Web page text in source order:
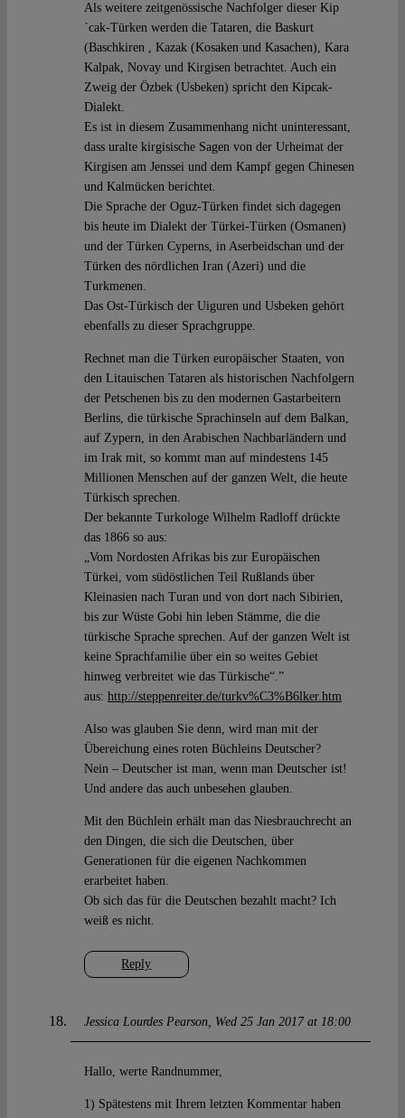
Reply
Als weitere zeitgenössische Nachfolger dieser Kip
´cak-Türken werden die Tataren, die Baskurt
(Baschkiren , Kazak (Kosaken und Kasachen), Kara
Kalpak, Novay und Kirgisen betrachtet. Auch ein
Zweig der Özbek (Usbeken) spricht den Kipcak-
Dialekt.
Es ist in diesem Zusammenhang nicht uninteressant,
dass uralte kirgisische Sagen von der Urheimat der
Kirgisen am Jenssei und dem Kampf gegen Chinesen
und Kalmücken berichtet.
Die Sprache der Oguz-Türken findet sich dagegen
bis heute im Dialekt der Türkei-Türken (Osmanen)
und der Türken Cyperns, in Aserbeidschan und der
Türken des nördlichen Iran (Azeri) und die
Turkmenen.
Das Ost-Türkisch der Uiguren und Usbeken gehört
ebenfalls zu dieser Sprachgruppe.
Rechnet man die Türken europäischer Staaten, von
den Litauischen Tataren als historischen Nachfolgern
der Petschenen bis zu den modernen Gastarbeitern
Berlins, die türkische Sprachinseln auf dem Balkan,
auf Zypern, in den Arabischen Nachbarländern und
im Irak mit, so kommt man auf mindestens 145
Millionen Menschen auf der ganzen Welt, die heute
Türkisch sprechen.
Der bekannte Turkologe Wilhelm Radloff drückte
das 1866 so aus:
„Vom Nordosten Afrikas bis zur Europäischen
Türkei, vom südöstlichen Teil Rußlands über
Kleinasien nach Turan und von dort nach Sibirien,
bis zur Wüste Gobi hin leben Stämme, die die
türkische Sprache sprechen. Auf der ganzen Welt ist
keine Sprachfamilie über ein so weites Gebiet
hinweg verbreitet wie das Türkische“.”
aus: http://steppenreiter.de/turkv%C3%B6lker.htm
Also was glauben Sie denn, wird man mit der
Übereichung eines roten Büchleins Deutscher?
Nein – Deutscher ist man, wenn man Deutscher ist!
Und andere das auch unbesehen glauben.
Mit den Büchlein erhält man das Niesbrauchrecht an
den Dingen, die sich die Deutschen, über
Generationen für die eigenen Nachkommen
erarbeitet haben.
Ob sich das für die Deutschen bezahlt macht? Ich
weiß es nicht.
Jessica Lourdes Pearson Wed 25 Jan 2017 at 18:00
Hallo, werte Randnummer,
1) Spätestens mit Ihrem letzten Kommentar haben